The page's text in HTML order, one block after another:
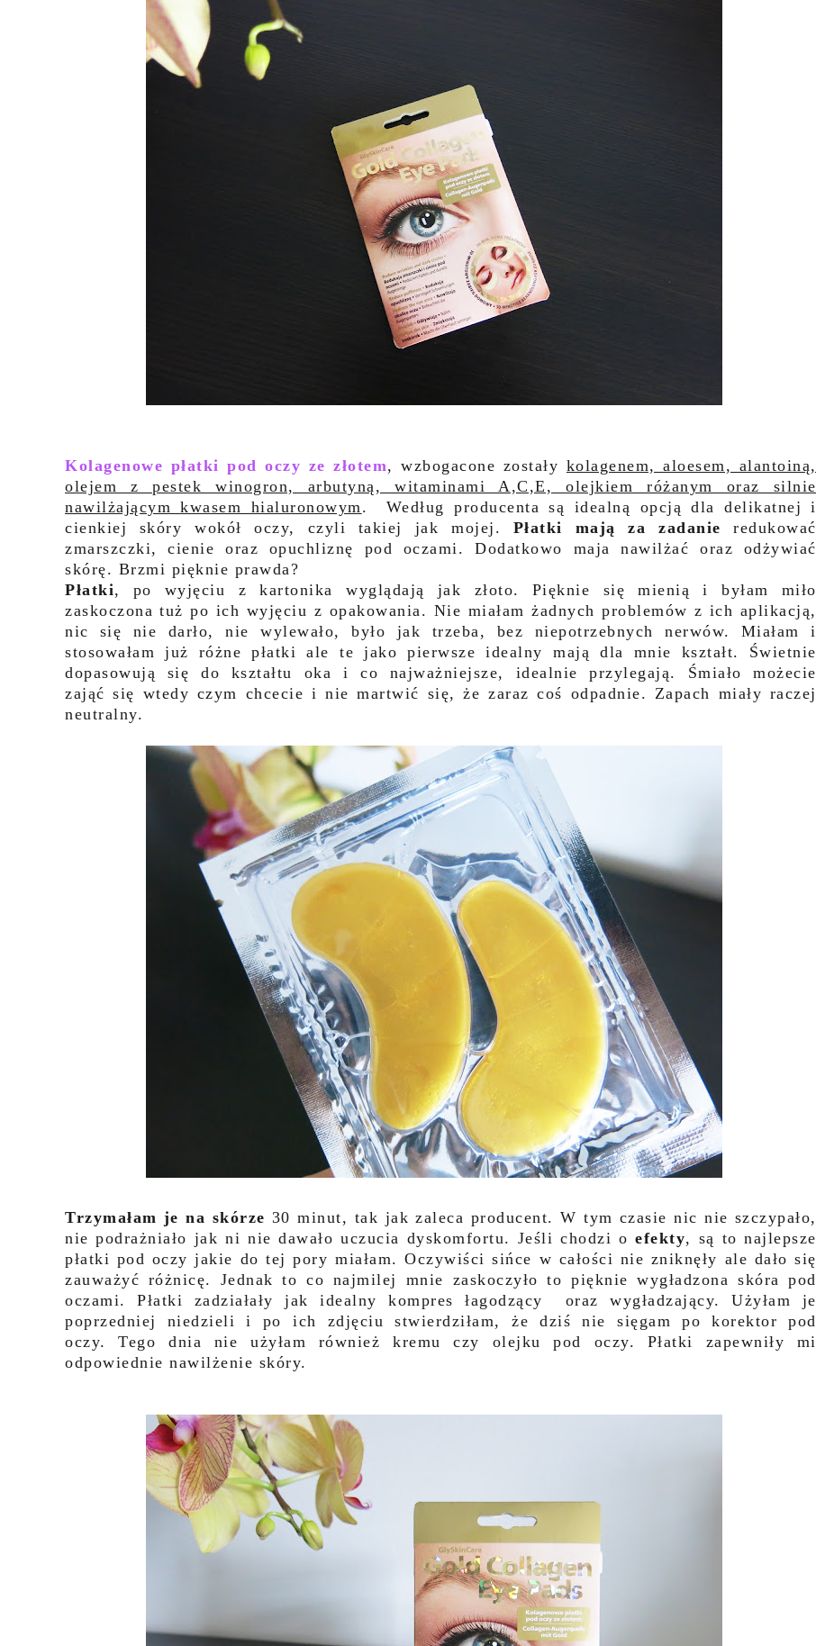
Kolagenowe płatki pod oczy ze złotem, wzbogacone zostały kolagenem, aloesem, alantoiną,
olejem z pestek winogron, arbutyną, witaminami A,C,E, olejkiem różanym oraz silnie
nawilżającym kwasem hialuronowym. Według producenta są idealną opcją dla delikatnej i
cienkiej skóry wokół oczy, czyli takiej jak mojej. Płatki mają za zadanie redukować
zmarszczki, cienie oraz opuchliznę pod oczami. Dodatkowo maja nawilżać oraz odżywiać
skórę. Brzmi pięknie prawda?
Płatki, po wyjęciu z kartonika wyglądają jak złoto. Pięknie się mienią i byłam miło
zaskoczona tuż po ich wyjęciu z opakowania. Nie miałam żadnych problemów z ich aplikacją,
nic się nie darło, nie wylewało, było jak trzeba, bez niepotrzebnych nerwów. Miałam i
stosowałam już różne płatki ale te jako pierwsze idealny mają dla mnie kształt. Świetnie
dopasowują się do kształtu oka i co najważniejsze, idealnie przylegają. Śmiało możecie
zająć się wtedy czym chcecie i nie martwić się, że zaraz coś odpadnie. Zapach miały raczej
neutralny.
Trzymałam je na skórze 30 minut, tak jak zaleca producent. W tym czasie nic nie szczypało,
nie podrażniało jak ni nie dawało uczucia dyskomfortu. Jeśli chodzi oefekty, są to najlepsze
płatki pod oczy jakie do tej pory miałam. Oczywiści sińce w całości nie zniknęły ale dało się
zauważyć różnicę. Jednak to co najmilej mnie zaskoczyło to pięknie wygładzona skóra pod
oczami. Płatki zadziałały jak idealny kompres łagodzący oraz wygładzający. Użyłam je
poprzedniej niedzieli i po ich zdjęciu stwierdziłam, że dziś nie sięgam po korektor pod
oczy. Tego dnia nie użyłam również kremu czy olejku pod oczy. Płatki zapewniły mi
odpowiednie nawilżenie skóry.